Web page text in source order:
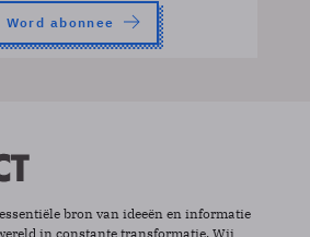
Word abonnee
bron van ideeën en informatie
in constante transformatie. Wij